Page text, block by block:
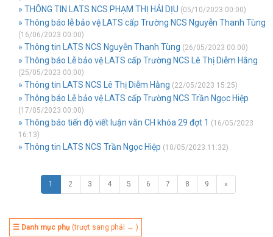
» THÔNG TIN LATS NCS PHẠM THỊ HẢI DỊU (05/10/2023 00:00)
» Thông báo lễ bảo vệ LATS cấp Trường NCS Nguyễn Thanh Tùng
(16/06/2023 00:00)
» Thông tin LATS NCS Nguyễn Thanh Tùng (26/05/2023 00:00)
» Thông báo Lễ bảo vệ LATS cấp Trường NCS Lê Thị Diễm Hằng
(25/05/2023 00:00)
» Thông tin LATS NCS Lê Thị Diễm Hằng (22/05/2023 15:25)
» Thông báo Lễ bảo vệ LATS cấp Trường NCS Trần Ngọc Hiệp
(17/05/2023 00:00)
» Thông báo tiến độ viết luận văn CH khóa 29 đợt 1 (16/05/2023
16:13)
» Thông tin LATS NCS Trần Ngọc Hiệp (10/05/2023 11:32)
1 2 3 4 5 6 7 8 9 »
☰ Danh mục phụ (trượt sang phải → )